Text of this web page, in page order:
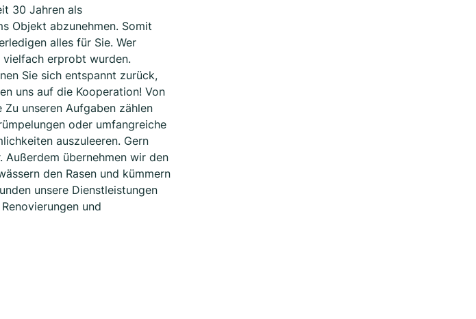
30 Jahren als
Objekt abzunehmen. Somit
alles für Sie. Wer
erprobt wurden.
Sie sich entspannt zurück,
uns auf die Kooperation! Von
unseren Aufgaben zählen
oder umfangreiche
auszuleeren. Gern
übernehmen wir den
den Rasen und kümmern
unsere Dienstleistungen
und